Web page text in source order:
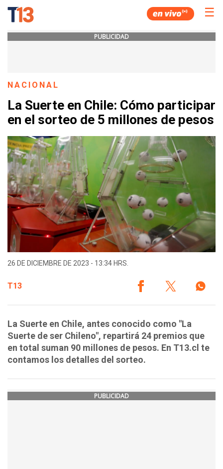
☰
PUBLICIDAD
NACIONAL
La Suerte en Chile: Cómo participar
en el sorteo de 5 millones de pesos
26 DE DICIEMBRE DE 2023 - 13:34 HRS.
T13
La Suerte en Chile, antes conocido como "La
Suerte de ser Chileno", repartirá 24 premios que
en total suman 90 millones de pesos. En T13.cl te
contamos los detalles del sorteo.
PUBLICIDAD